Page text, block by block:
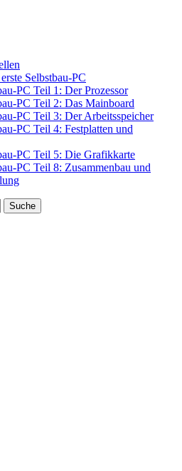
Selbstbau-PC
PC Teil 1: Der Prozessor
PC Teil 2: Das Mainboard
PC Teil 3: Der Arbeitsspeicher
PC Teil 4: Festplatten und
PC Teil 5: Die Grafikkarte
PC Teil 8: Zusammenbau und
Suche